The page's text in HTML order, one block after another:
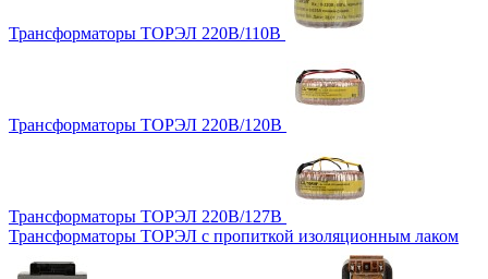
Трансформаторы ТОРЭЛ 220В/110В
Трансформаторы ТОРЭЛ 220В/120В
Трансформаторы ТОРЭЛ 220В/127В
Трансформаторы ТОРЭЛ с пропиткой изоляционным лаком